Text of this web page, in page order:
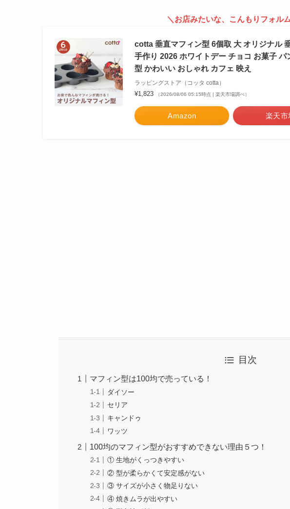
＼お店みたいな、こんもりフォル
cotta 垂直マフィン型 6個取 大 オリジナル
手作り 2026 ホワイトデー チョコ お菓子
型 かわいい おしゃれ カフェ 映え
ラッピングストア（コッタ cotta）
¥1,823 （2026/08/06 05:15時点 | 楽天市場調べ）
Amazon 楽天市
目次
マフィン型は100均で売っている！
ダイソー
セリア
キャンドゥ
ワッツ
100均のマフィン型がおすすめできない理由５つ！
① 生地がくっつきやすい
② 型が柔らかくて安定感がない
③ サイズが小さく物足りない
④ 焼きムラが出やすい